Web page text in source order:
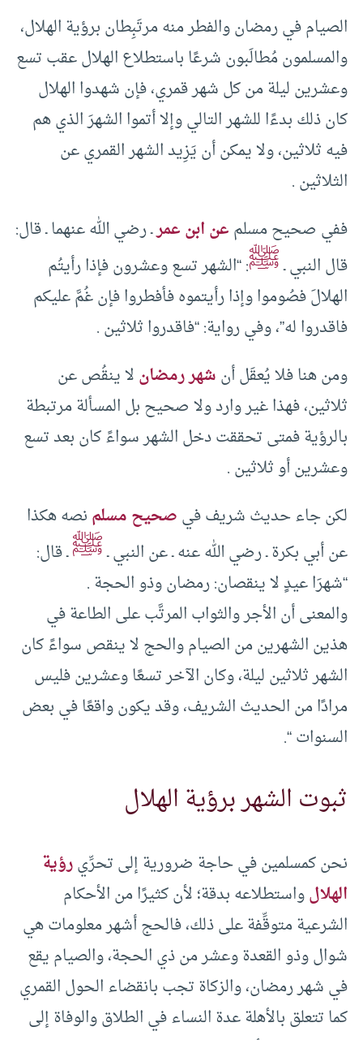
الصيام في رمضان والفطر منه مرتَبِطان برؤية الهلال،
والمسلمون مُطالَبون شرعًا باستطلاع الهلال عقب تسع
وعشرين ليلة من كل شهر قمري، فإن شهدوا الهلال
كان ذلك بدءًا للشهر التالي وإلا أتموا الشهرَ الذي هم
فيه ثلاثين، ولا يمكن أن يَزِيد الشهر القمري عن
الثلاثين .
ففي صحيح مسلمعن ابن عمرـ رضي الله عنهما ـ قال:
قال النبي ـﷺ: “الشهر تسع وعشرون فإذا رأيتُم
الهلالَ فصُوموا وإذا رأيتموه فأفطروا فإن غُمَّ عليكم
فاقدروا له”، وفي رواية: “فاقدروا ثلاثين .
ومن هنا فلا يُعقَل أنشهر رمضانلا ينقُص عن
ثلاثين، فهذا غير وارد ولا صحيح بل المسألة مرتبطة
بالرؤية فمتى تحققت دخل الشهر سواءً كان بعد تسع
وعشرين أو ثلاثين .
لكن جاء حديث شريف فيصحيح مسلمنصه هكذا
عن أبي بكرة ـ رضي الله عنه ـ عن النبي ـﷺـ قال:
“شهرَا عيدٍ لا ينقصان: رمضان وذو الحجة .
والمعنى أن الأجر والثواب المرتَّب على الطاعة في
هذين الشهرين من الصيام والحج لا ينقص سواءً كان
الشهر ثلاثين ليلة، وكان الآخر تسعًا وعشرين فليس
مرادًا من الحديث الشريف، وقد يكون واقعًا في بعض
السنوات “.
ثبوت الشهر برؤية الهلال
نحن كمسلمين في حاجة ضرورية إلى تحرِّيرؤية
الهلالواستطلاعه بدقة؛ لأن كثيرًا من الأحكام
الشرعية متوقِّفة على ذلك، فالحج أشهر معلومات هي
شوال وذو القعدة وعشر من ذي الحجة، والصيام يقع
في شهر رمضان، والزكاة تجب بانقضاء الحول القمري
كما تتعلق بالأهلة عدة النساء في الطلاق والوفاة إلى